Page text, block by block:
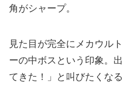
角がシャープ。
見た目が完全にメカウル
ーの中ボスという印象。
てきた！」と叫びたくな